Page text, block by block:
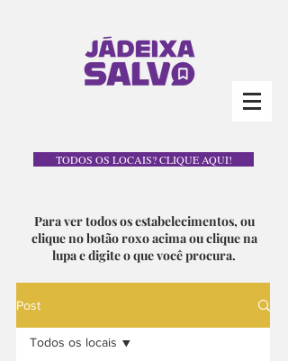
TODOS OS LOCAIS? CLIQUE AQUI!
Para ver todos os estabelecimentos, ou
clique no botão roxo acima ou clique na
lupa e digite o que você procura.
Post
Todos os locais